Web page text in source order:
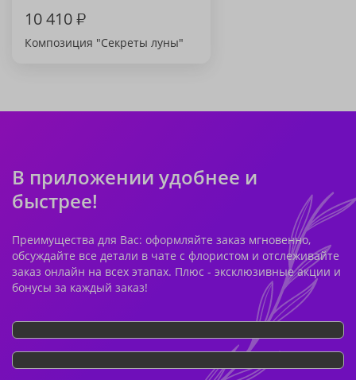
10 410₽
Композиция "Секреты луны"
В приложении удобнее и
быстрее!
Преимущества для Вас: оформляйте заказ мгновенно,
обсуждайте все детали в чате с флористом и отслеживайте
заказ онлайн на всех этапах. Плюс - эксклюзивные акции и
бонусы за каждый заказ!